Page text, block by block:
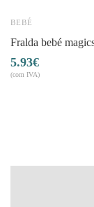
BEBÉ
fralda bebé
5.93€
(com IVA)